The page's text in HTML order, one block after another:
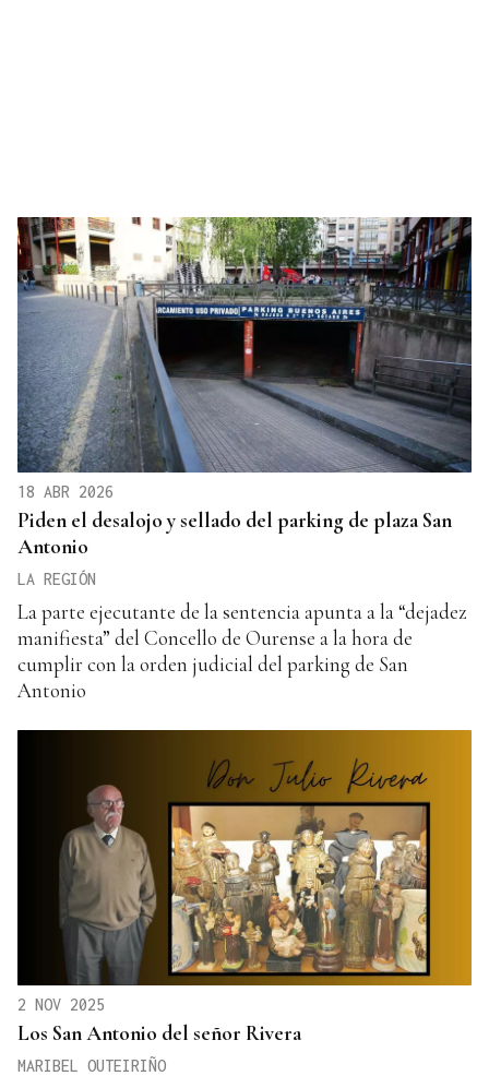
18 ABR 2026
Piden el desalojo y sellado del parking de plaza San
Antonio
LA REGIÓN
La parte ejecutante de la sentencia apunta a la “dejadez
manifiesta” del Concello de Ourense a la hora de
cumplir con la orden judicial del parking de San
Antonio
2 NOV 2025
Los San Antonio del señor Rivera
MARIBEL OUTEIRIÑO